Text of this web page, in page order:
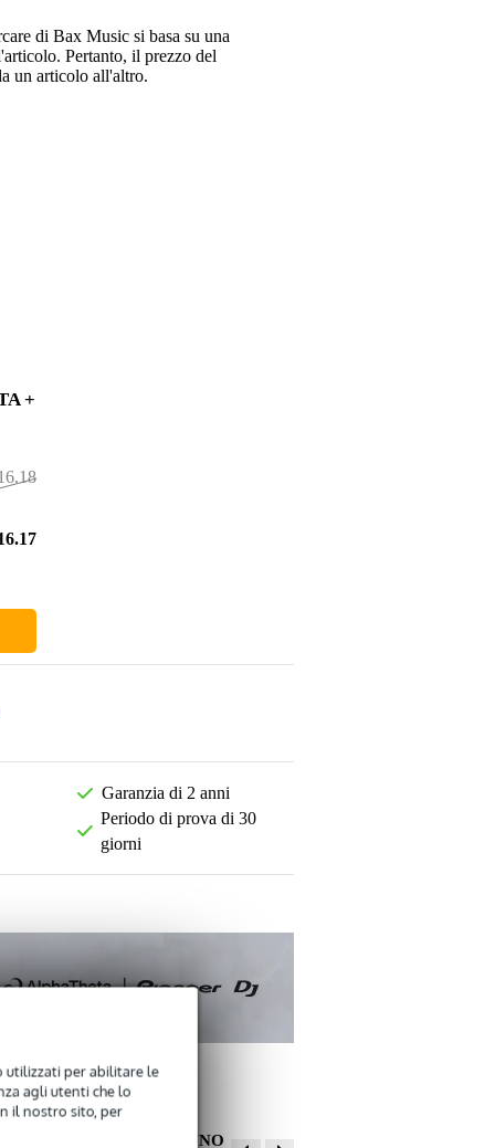
utilizzati per abilitare le
agli utenti che lo
il nostro sito, per
di Bax Music si basa su una
Pertanto, il prezzo del
un articolo all'altro.
+
€
€
Garanzia di 2 anni
Periodo di prova di 30
giorni
ALTRI CLIENTI HANNO